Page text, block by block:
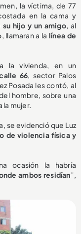
la víctima, de 77
en la cama y
hijo y un amigo, al
llamaran a lalínea de
la vivienda, en un
66, sector Palos
Posada les contó, al
hombre, sobre una
la mujer.
se evidenció que Luz
de violencia física y
ocasión la habría
ambos residían”,